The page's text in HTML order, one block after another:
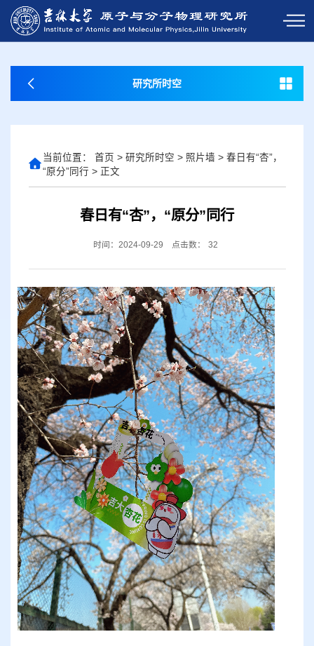
研究所时空
当前位置： 首页 > 研究所时空 > 照片墙 > 春日有“杏”，
“原分”同行 > 正文
春日有“杏”，“原分”同行
时间：2024-09-29 点击数： 32